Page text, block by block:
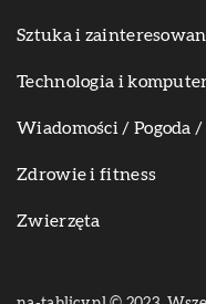
Sztuka i
Technologia i
Wiadomości / Pogoda
Zdrowie i fitness
Zwierzęta